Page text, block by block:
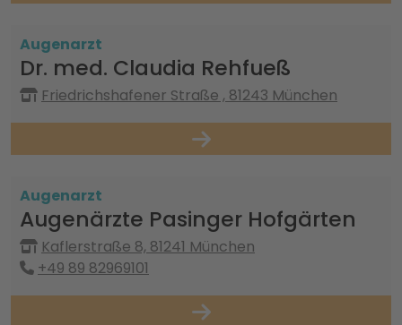
Augenarzt
Dr. med. Claudia Rehfueß
Friedrichshafener Straße , 81243 München
Augenarzt
Augenärzte Pasinger Hofgärten
Kaflerstraße 8, 81241 München
+49 89 82969101